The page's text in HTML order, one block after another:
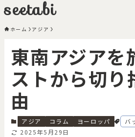
seetabi
ホーム アジア
東南アジアを
ストから切り
由
アジア コラム ヨーロッパ
バ
2025年5月29日